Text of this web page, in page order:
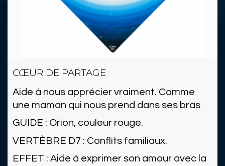
CŒUR DE PARTAGE
Aide à nous apprécier vraiment. Comme
une maman qui nous prend dans ses bras
GUIDE : Orion, couleur rouge.
VERTÈBRE D7 : Conflits familiaux.
EFFET : Aide à exprimer son amour avec la